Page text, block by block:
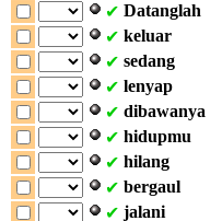
✔ Datanglah
✔ keluar
✔ sedang
✔ lenyap
✔ dibawanya
✔ hidupmu
✔ hilang
✔ bergaul
✔ jalani